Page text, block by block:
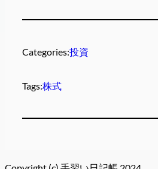
Categories:投資
Tags:株式